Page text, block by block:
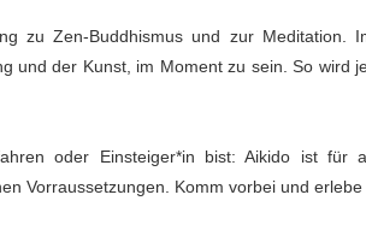
zu Zen-Buddhismus und zur Meditation.
und der Kunst, im Moment zu sein. So wird
oder Einsteiger*in bist: Aikido ist für
Vorraussetzungen. Komm vorbei und